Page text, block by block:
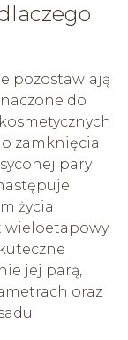
pozostawiają
do
zamknięcia
pary
życia
wieloetapowy
jej parą,
oraz